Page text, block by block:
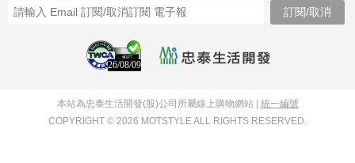
26/08/09
本站為忠泰生活開發(股)公司所屬線上購物網站 | 統一編號
COPYRIGHT © 2026 MOTSTYLE ALL RIGHTS RESERVED.